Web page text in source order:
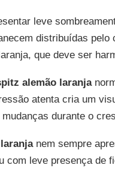
leve
distribuídas
que deve ser
alemão laranja
atenta cria um
durante o
nem sempre
com leve presença de